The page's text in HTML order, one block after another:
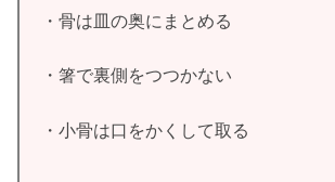
・骨は皿の奥にまとめる
・箸で裏側をつつかない
・小骨は口をかくして取る